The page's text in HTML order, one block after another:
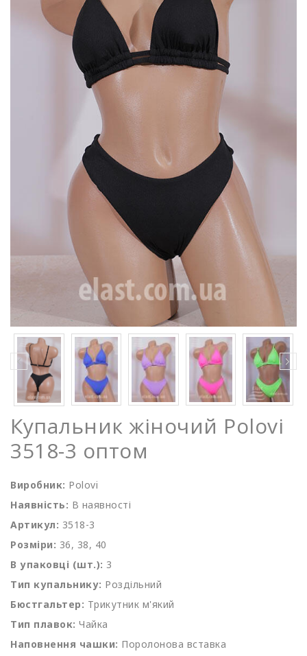
Купальник жіночий Polovi
3518-3 оптом
Виробник: Polovi
Наявність: В наявності
Артикул: 3518-3
Розміри: 36, 38, 40
В упаковці (шт.): 3
Тип купальнику: Роздільний
Бюстгальтер: Трикутник м'який
Тип плавок: Чайка
Наповнення чашки: Поролонова вставка